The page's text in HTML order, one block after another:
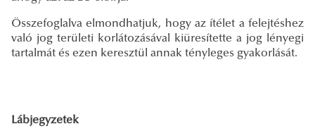
Összefoglalva elmondhatjuk, hogy az ítélet a felejtéshez
való jog területi korlátozásával kiüresítette a jog lényegi
tartalmát és ezen keresztül annak tényleges gyakorlását.
Lábjegyzetek